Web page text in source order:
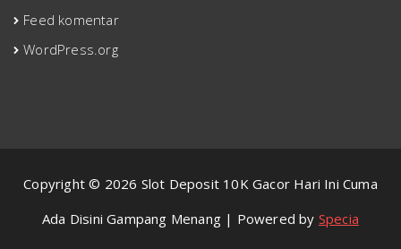
Feed komentar
WordPress.org
Copyright © 2026 Slot Deposit 10K Gacor Hari Ini Cuma
Ada Disini Gampang Menang | Powered by Specia